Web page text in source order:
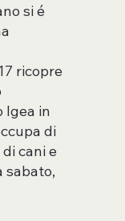
si é
ricopre
Igea in
di
cani e
sabato,